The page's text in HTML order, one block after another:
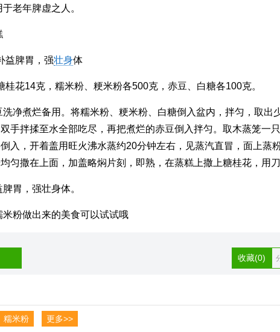
老年脾虚之人。
益脾胃，强壮身体
桂花14克，糯米粉、粳米粉各500克，赤豆、白糖各100克。
洗净煮烂备用。将糯米粉、粳米粉、白糖倒入盆内，拌匀，取出
手拌揉至水全部吃尽，再把煮烂的赤豆倒入拌匀。取木蒸笼一
入，开着盖用旺火沸水蒸约20分钟左右，见蒸汽直冒，面上蒸
匀撒在上面，加盖略焖片刻，即熟，在蒸糕上撒上糖桂花，用刀
胃，强壮身体。
米粉做出来的美食可以试试哦
收藏(0)
糯米粉 更多>>